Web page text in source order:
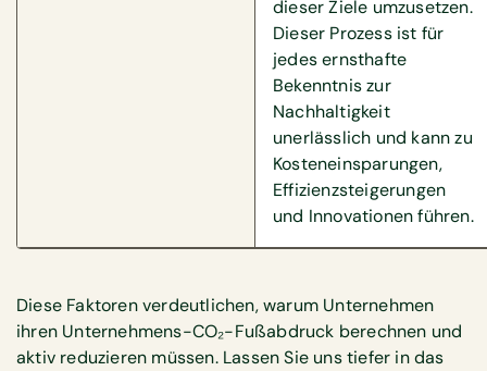
dieser Ziele umzusetzen.
Dieser Prozess ist für
jedes ernsthafte
Bekenntnis zur
Nachhaltigkeit
unerlässlich und kann zu
Kosteneinsparungen,
Effizienzsteigerungen
und Innovationen führen.
Diese Faktoren verdeutlichen, warum Unternehmen
ihren Unternehmens-CO₂-Fußabdruck berechnen und
aktiv reduzieren müssen. Lassen Sie uns tiefer in das